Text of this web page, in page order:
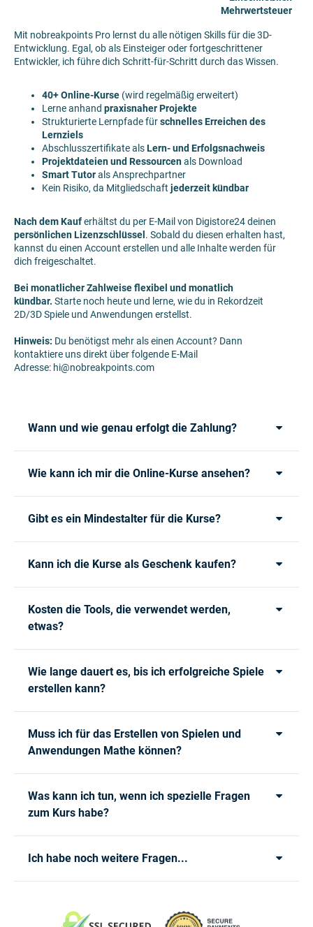
Mehrwertsteuer
Mit nobreakpoints Pro lernst du alle nötigen Skills für die 3D-
Entwicklung. Egal, ob als Einsteiger oder fortgeschrittener
Entwickler, ich führe dich Schritt-für-Schritt durch das Wissen.
40+ Online-Kurse (wird regelmäßig erweitert)
Lerne anhand praxisnaher Projekte
Strukturierte Lernpfade fürschnelles Erreichen des
Lernziels
Abschlusszertifikate alsLern- und Erfolgsnachweis
Projektdateien und Ressourcenals Download
Smart Tutorals Ansprechpartner
Kein Risiko, da Mitgliedschaft jederzeit kündbar
Nach dem Kauferhältst du per E-Mail von Digistore24 deinen
persönlichen Lizenzschlüssel . Sobald du diesen erhalten hast,
kannst du einen Account erstellen und alle Inhalte werden für
dich freigeschaltet.
Bei monatlicher Zahlweise flexibel und monatlich
kündbar. Starte noch heute und lerne, wie du in Rekordzeit
2D/3D Spiele und Anwendungen erstellst.
Hinweis: Du benötigst mehr als einen Account? Dann
kontaktiere uns direkt über folgende E-Mail
Adresse: hi@nobreakpoints.com
Wann und wie genau erfolgt die Zahlung?
Wie kann ich mir die Online-Kurse ansehen?
Gibt es ein Mindestalter für die Kurse?
Kann ich die Kurse als Geschenk kaufen?
Kosten die Tools, die verwendet werden,
etwas?
Wie lange dauert es, bis ich erfolgreiche Spiele
erstellen kann?
Muss ich für das Erstellen von Spielen und
Anwendungen Mathe können?
Was kann ich tun, wenn ich spezielle Fragen
zum Kurs habe?
Ich habe noch weitere Fragen...